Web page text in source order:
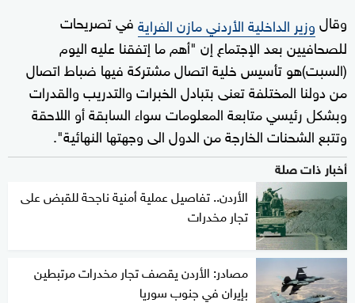
وقالوزير الداخلية الأردني مازن الفرايةفي تصريحات
للصحافيين بعد الإجتماع إن "أهم ما إتفقنا عليه اليوم
(السبت)هو تأسيس خلية اتصال مشتركة فيها ضباط اتصال
من دولنا المختلفة تعنى بتبادل الخبرات والتدريب والقدرات
وبشكل رئيسي متابعة المعلومات سواء السابقة أو اللاحقة
وتتبع الشحنات الخارجة من الدول الى وجهتها النهائية".
أخبار ذات صلة
الأردن.. تفاصيل عملية أمنية ناجحة للقبض على
تجار مخدرات
مصادر: الأردن يقصف تجار مخدرات مرتبطين
بإيران في جنوب سوريا